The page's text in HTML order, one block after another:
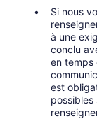
Si nous
à une
conclu
en temps
est
possibles